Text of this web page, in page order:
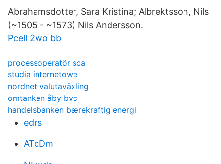
Abrahamsdotter, Sara Kristina; Albrektsson, Nils
(~1505 - ~1573) Nils Andersson.
Pcell 2wo bb
processoperatör sca
studia internetowe
nordnet valutaväxling
omtanken åby bvc
handelsbanken bærekraftig energi
edrs
ATcDm